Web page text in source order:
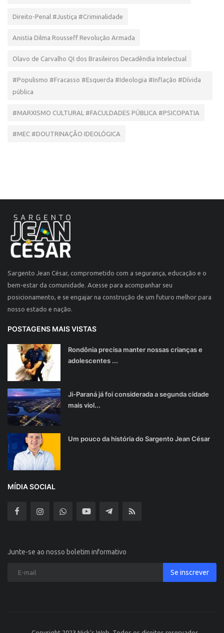
Direito-Penal #Justiça #Criminalidade
Anistia Dilma Rousseff Revolução Armada
Olavo de Carvalho QI dos Brasileiros Decadêndia Intelectual
#Populismo #Fracasso #Esquerda #Ideologia #Inflação #Dívida
pública
#MARXISMO CULTURAL #FACULDADES PÚBLICA #PSICOPATIA
#MEC #DOUTRINAÇÃO IDEOLÓGICA
Sargento Jean César, comprometido com a segurança, educação e o
bem-estar da comunidade. Acesse para acompanhar seu
posicionamento, e se engajar na construção de um futuro melhor para
nosso estado e nação.
POSTAGENS MAIS VISTAS
Rondônia precisa manter nossas crianças e
adolescentes ...
Ji-Paraná já foi considerada a segunda cidade
mais viol...
Um pouco da história do Sargento Jean César
MÍDIA SOCIAL
Junte-se ao nosso boletim informativo
Se inscrever